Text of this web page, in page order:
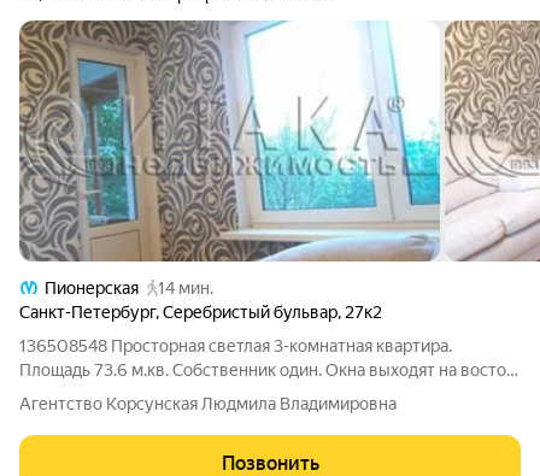
Пионерская
14 мин.
Санкт-Петербург,Серебристый бульвар, 27к2
136508548 Просторная светлая 3-комнатная квартира.
Площадь 73.6 м.кв. Собственник один. Окна выходят на восток
на школу и запад во двор. В одной комнате сделана
перепланировка, стоят раздвижные двери (фактически сейчас
площадь комнаты 17.2 вместо12.9
Агентство Корсунская Людмила Владимировна
Позвонить